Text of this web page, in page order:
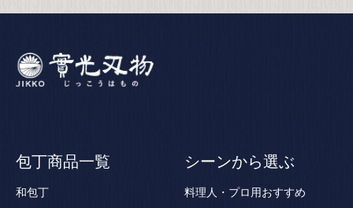
包丁商品一覧
和包丁
シーンから選ぶ
料理人・プロ用おすすめ